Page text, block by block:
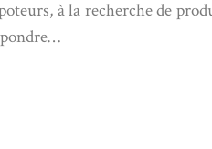
à la recherche de